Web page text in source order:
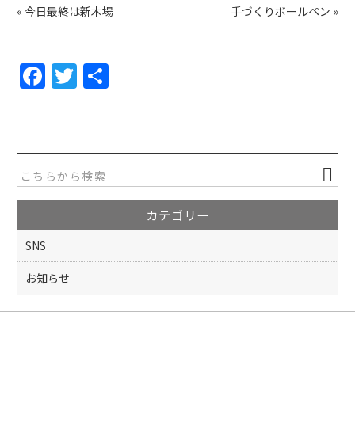
« 今日最終は新木場 手づくりボールペン »
F
a
e
b
o
o
k
T
w
er
カテゴリー
SNS
お知らせ